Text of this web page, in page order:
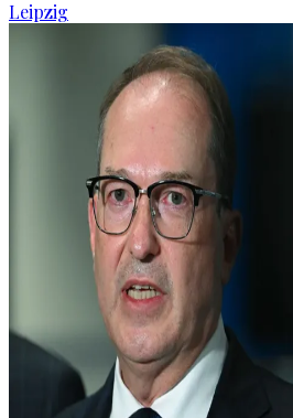
Leipzig